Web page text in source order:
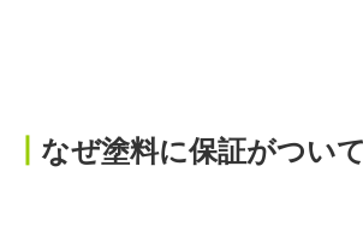
なぜ塗料に保証がつい